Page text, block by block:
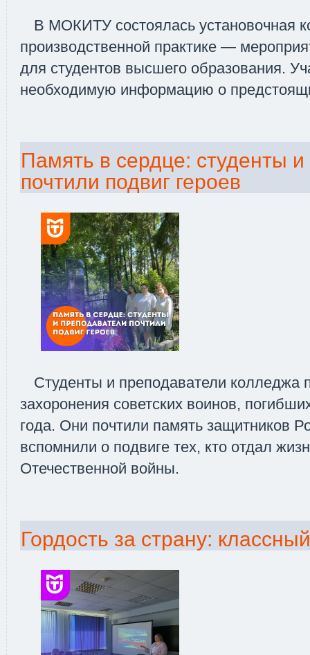
В МОКИТУ состоялась установочная
производственной практике —
для студентов высшего образования.
необходимую информацию о
Память в сердце: студенты
почтили подвиг героев
Студенты и преподаватели колледжа
захоронения советских воинов,
года. Они почтили память защитников
вспомнили о подвиге тех, кто отдал
Отечественной войны.
Гордость за страну: